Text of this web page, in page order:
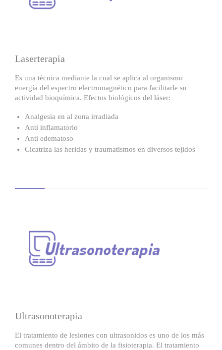
Laserterapia
Es una técnica mediante la cual se aplica al organismo
energía del espectro electromagnético para facilitarle su
actividad bioquímica. Efectos biológicos del láser:
Analgesia en al zona irradiada
Anti inflamatorio
Anti edematoso
Cicatriza las heridas y traumatismos en diversos tejidos
Ultrasonoterapia
El tratamiento de lesiones con ultrasonidos es uno de los más
comunes dentro del ámbito de la fisioterapia. El tratamiento